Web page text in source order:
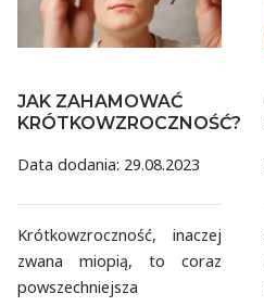
JAK ZAHAMOWAĆ
KRÓTKOWZROCZNOŚĆ?
Data dodania: 29.08.2023
Krótkowzroczność, inaczej
zwana miopią, to coraz
powszechniejsza